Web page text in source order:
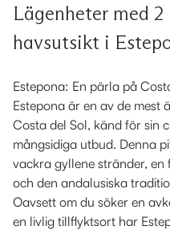
Lägenheter med
havsutsikt i
Estepona: En pärla på
Estepona är en av de mest
Costa del Sol, känd för sin
mångsidiga utbud. Denna
vackra gyllene stränder,
och den andalusiska
Oavsett om du söker en
en livlig tillflyktsort har